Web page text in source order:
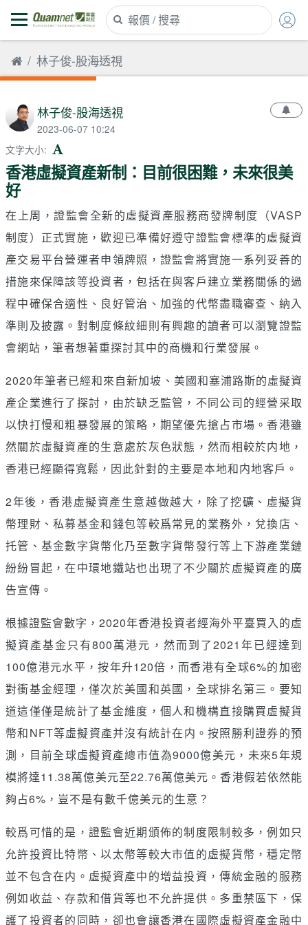
林子俊-股海透視
林子俊-股海透視
2023-06-07 10:24
文字大小:
香港虛擬資產新制：目前很困難，未來很美
好
在上周，證監會全新的虛擬資產服務商發牌制度（VASP
制度）正式實施，歡迎已準備好遵守證監會標準的虛擬資
產交易平台營運者申領牌照，證監會將實施一系列妥善的
措施來保障該等投資者，包括在與客戶建立業務關係的過
程中確保合適性、良好管治、加強的代幣盡職審查、納入
準則及披露。對制度條紋細則有興趣的讀者可以瀏覽證監
會網站，筆者想著重探討其中的商機和行業發展。
2020年筆者已經和來自新加坡、美國和塞浦路斯的虛擬資
產企業進行了探討，由於缺乏監管，不同公司的經營采取
以快打慢和粗暴發展的策略，期望優先搶占市場。香港雖
然關於虛擬資產的生意處於灰色狀態，然而相較於内地，
香港已經顯得寬鬆，因此針對的主要是本地和内地客戶。
2年後，香港虛擬資產生意越做越大，除了挖礦、虛擬貨
幣理財、私募基金和錢包等較爲常見的業務外，兌換店、
托管、基金數字貨幣化乃至數字貨幣發行等上下游產業鏈
紛紛冒起，在中環地鐵站也出現了不少關於虛擬資產的廣
告宣傳。
根據證監會數字，2020年香港投資者經海外平臺買入的虛
擬資產基金只有800萬港元，然而到了2021年已經達到
100億港元水平，按年升120倍，而香港有全球6%的加密
對衝基金經理，僅次於美國和英國，全球排名第三。要知
道這僅僅是統計了基金維度，個人和機構直接購買虛擬貨
幣和NFT等虛擬資產并沒有統計在内。按照勝利證券的預
測，目前全球虛擬資產總市值為9000億美元，未來5年規
模將達11.38萬億美元至22.76萬億美元。香港假若依然能
夠占6%，豈不是有數千億美元的生意？
較爲可惜的是，證監會近期頒佈的制度限制較多，例如只
允許投資比特幣、以太幣等較大市值的虛擬貨幣，穩定幣
並不包含在内。虛擬資產中的增益投資，傳統金融的服務
例如收益、存款和借貨等也不允許提供。多重禁區下，保
護了投資者的同時，卻也會讓香港在國際虛擬資產金融中